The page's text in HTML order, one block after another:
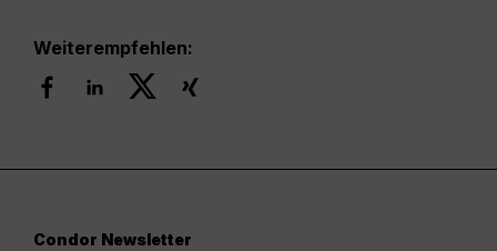
Weiterempfehlen:
Condor Newsletter